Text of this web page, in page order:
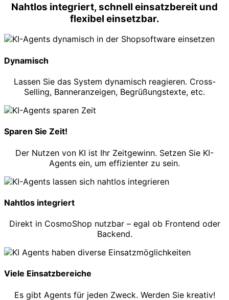
Nahtlos integriert, schnell einsatzbereit und
flexibel einsetzbar.
Dynamisch
Lassen Sie das System dynamisch reagieren. Cross-
Selling, Banneranzeigen, Begrüßungstexte, etc.
Sparen Sie Zeit!
Der Nutzen von KI ist Ihr Zeitgewinn. Setzen Sie KI-
Agents ein, um effizienter zu sein.
Nahtlos integriert
Direkt in CosmoShop nutzbar – egal ob Frontend oder
Backend.
Viele Einsatzbereiche
Es gibt Agents für jeden Zweck. Werden Sie kreativ!